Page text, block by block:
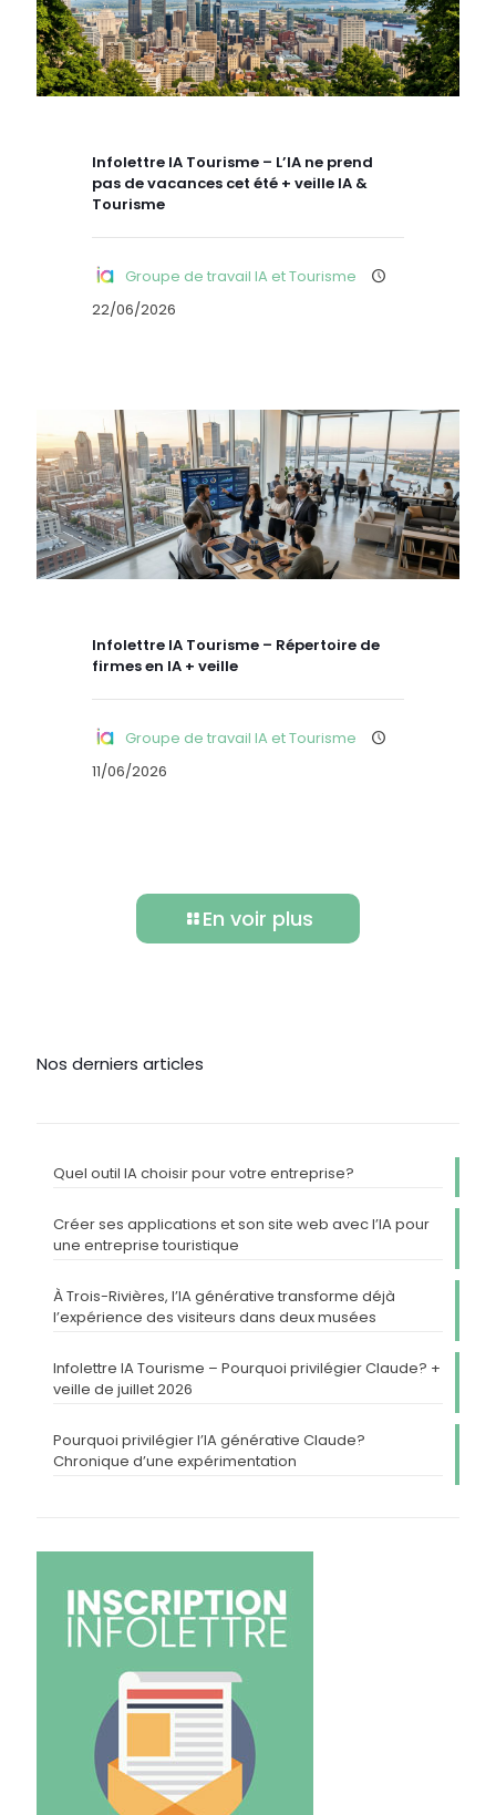
Infolettre IA Tourisme – L’IA ne prend
pas de vacances cet été + veille IA &
Tourisme
Groupe de travail IA et Tourisme
22/06/2026
Infolettre IA Tourisme – Répertoire de
firmes en IA + veille
Groupe de travail IA et Tourisme
11/06/2026
En voir plus
Nos derniers articles
Quel outil IA choisir pour votre entreprise?
Créer ses applications et son site web avec l’IA pour
une entreprise touristique
À Trois-Rivières, l’IA générative transforme déjà
l’expérience des visiteurs dans deux musées
Infolettre IA Tourisme – Pourquoi privilégier Claude? +
veille de juillet 2026
Pourquoi privilégier l’IA générative Claude?
Chronique d’une expérimentation